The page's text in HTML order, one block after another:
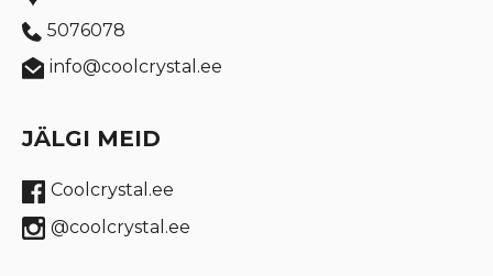
5076078
info@coolcrystal.ee
JÄLGI MEID
Coolcrystal.ee
@coolcrystal.ee